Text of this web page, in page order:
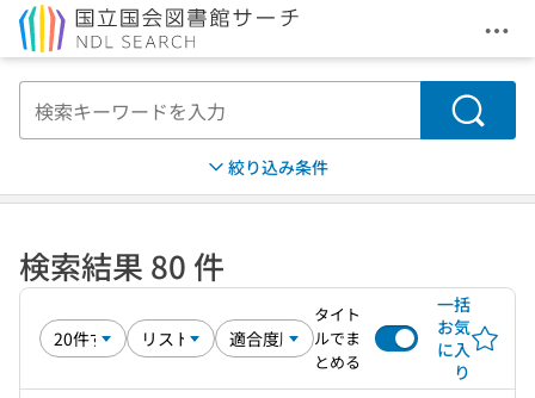
メ
検索
絞り込み条件
検索結果 80 件
タイト
ルでま
とめる
一括
お気
に入
り